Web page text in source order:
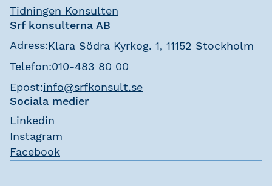
Tidningen Konsulten
Srf konsulterna AB
Adress:Klara Södra Kyrkog. 1, 11152 Stockholm
Telefon:010-483 80 00
Epost:info@srfkonsult.se
Sociala medier
Linkedin
Instagram
Facebook